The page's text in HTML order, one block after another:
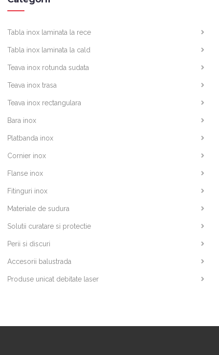
Tabla inox laminata la rece
Tabla inox laminata la cald
Teava inox rotunda sudata
Teava inox trasa
Teava inox rectangulara
Bara inox
Platbanda inox
Cornier inox
Flanse inox
Fitinguri inox
Materiale de sudura
Solutii curatare si protectie
Perii si discuri
Accesorii balustrada
Produse unicat debitate laser